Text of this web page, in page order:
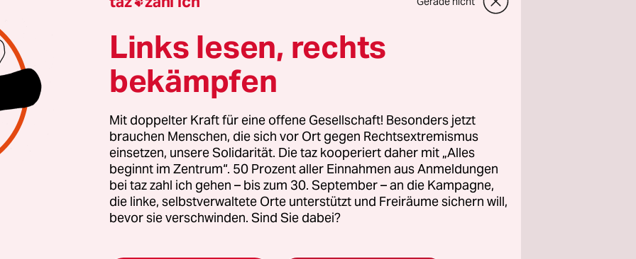
den Wochenmarkt in Ostritz. Der Wind treibt Nieselregen
Dorfstraßen, den hell getünchten Stuckfassaden entgegen.
Fleischerwagen hat Silke Grimm den Stand der Alternative
aufgebaut. Sie spannt ihren Schirm auf und ordnet
ist eine Frau Ende 40 mit blond gesträhnter
und etwas unsicherer Gestik, Bus-Unternehmerin. Mit
sie bisher nichts zu tun. Aber sie trägt sich schon lange mit
dass es so wie bisher nicht weitergehen kann. „Man
Region auch etwas tun. Die Politiker in Dresden
Links lesen, rechts
bekämpfen
Mit doppelter Kraft für eine offene Gesellschaft! Besonders jetzt
brauchen Menschen, die sich vor Ort gegen Rechtsextremismus
einsetzen, unsere Solidarität. Die taz kooperiert daher mit „Alles
beginnt im Zentrum“. 50 Prozent aller Einnahmen aus Anmeldungen
bei taz zahl ich gehen – bis zum 30. September – an die Kampagne,
die linke, selbstverwaltete Orte unterstützt und Freiräume sichern will,
bevor sie verschwinden. Sind Sie dabei?